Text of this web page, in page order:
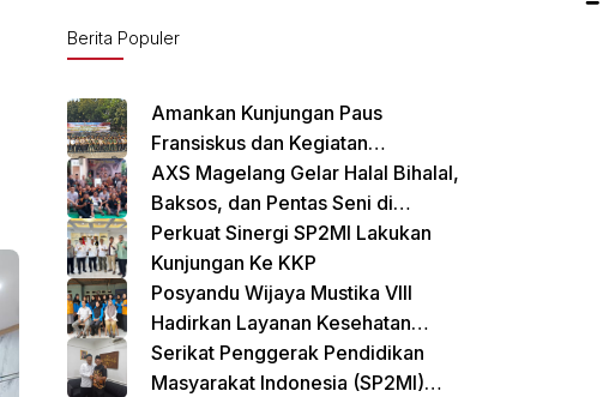
Berita Populer
Amankan Kunjungan Paus
Fransiskus dan Kegiatan
International Sustainability Forum
(ISF) 2024 TNI-Polri Gelar Apel
Pasukan Gabungan
AXS Magelang Gelar Halal Bihalal,
Baksos, dan Pentas Seni di
Cikarang Selatan
Perkuat Sinergi SP2MI Lakukan
Kunjungan Ke KKP
Posyandu Wijaya Mustika VIII
Hadirkan Layanan Kesehatan
Terpadu untuk Balita dan Lansia
Serikat Penggerak Pendidikan
Masyarakat Indonesia (SP2MI)